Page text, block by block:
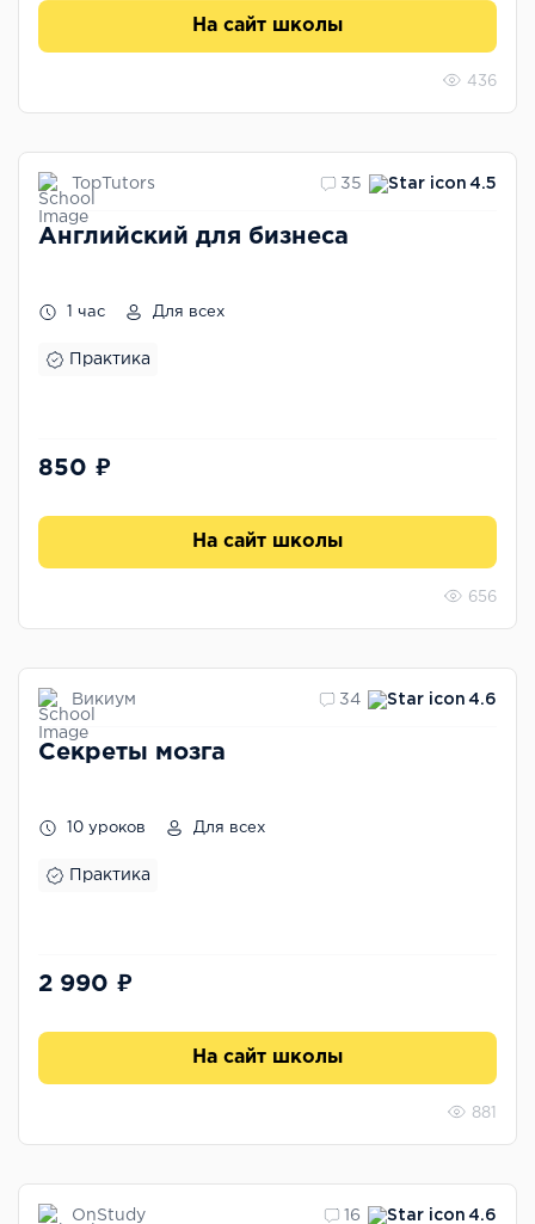
На сайт школы
436
TopTutors 35 4.5
Английский для бизнеса
1 час Для всех
Практика
850 ₽
На сайт школы
656
Викиум 34 4.6
Секреты мозга
10 уроков Для всех
Практика
2 990 ₽
На сайт школы
881
OnStudy 16 4.6